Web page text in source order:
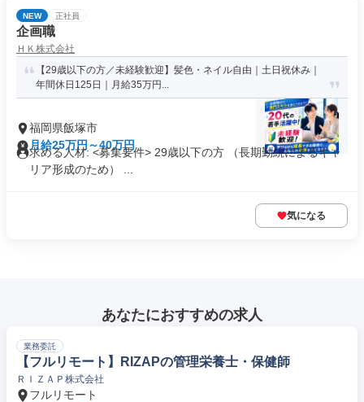
NEW 正社員
企画職
ＨＫ株式会社
【29歳以下の方／未経験歓迎】髪色・ネイル自由｜土日祝休み｜
年間休日125日｜月給35万円...
福岡県飯塚市
月給25万円～40万円
求める人材: <募集要件> 29歳以下の方 （長期勤続によるキャ
リア形成のため） ...
気になる
あなたにおすすめの求人
業務委託
【フルリモート】RIZAPの管理栄養士・保健師
ＲＩＺＡＰ株式会社
フルリモート